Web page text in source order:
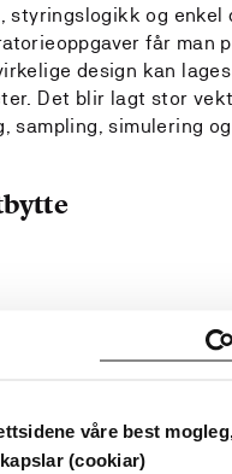
våre best
(cookiar)
styringslogikk og enkel
får man
design kan
Det blir lagt stor
sampling, simulering
digitale kretser og
FPGA benyttes